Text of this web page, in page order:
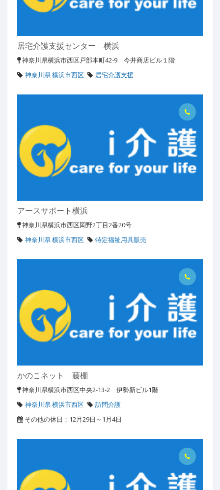
居宅介護支援センター 横浜
神奈川県横浜市西区戸部本町42-9 今井商店ビル１階
神奈川県 横浜市西区
居宅介護支援
アースサポート横浜
神奈川県横浜市西区岡野2丁目2番20号
神奈川県 横浜市西区
特定福祉用具販売
かのこネット 藤棚
神奈川県横浜市西区中央2-13-2 伊勢新ビル1階
神奈川県 横浜市西区
訪問介護
その他の休日：12月29日～1月4日